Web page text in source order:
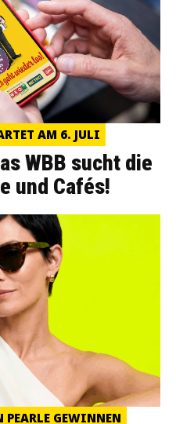
AM 6. JULI
WBB sucht die
und Cafés!
PEARLE GEWINNEN